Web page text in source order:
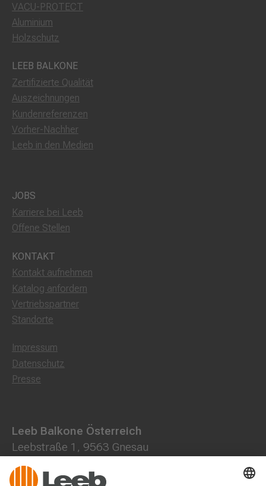
VACU-PROTECT
Aluminium
Holzschutz
LEEB BALKONE
Zertifizierte Qualität
Auszeichnungen
Kundenreferenzen
Vorher-Nachher
Leeb in den Medien
JOBS
Karriere bei Leeb
Offene Stellen
KONTAKT
Kontakt aufnehmen
Katalog anfordern
Vertriebspartner
Standorte
Impressum
Datenschutz
Presse
Leeb Balkone Österreich
Leebstraße 1, 9563 Gnesau
0800 202013